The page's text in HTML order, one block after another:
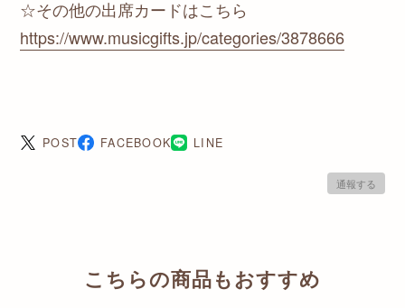
☆その他の出席カードはこちら
https://www.musicgifts.jp/categories/3878666
POST FACEBOOK LINE
通報する
こちらの商品もおすすめ